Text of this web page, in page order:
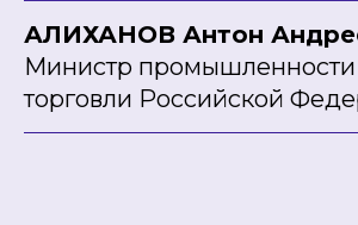
АЛИХАНОВ Антон
Министр
торговли Российской